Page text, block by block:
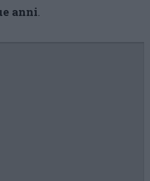
anni.